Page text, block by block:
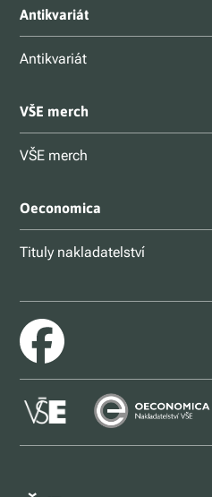
Antikvariát
Antikvariát
VŠE merch
VŠE merch
Oeconomica
Tituly nakladatelství